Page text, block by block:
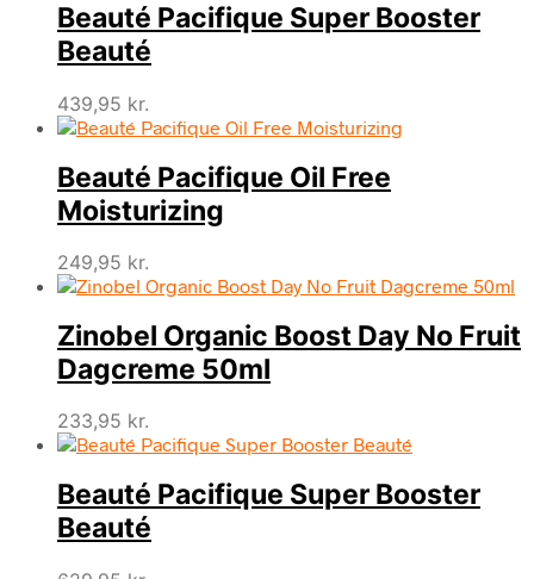
Beauté Pacifique Super Booster
Beauté
439,95 kr.
Beauté Pacifique Oil Free
Moisturizing
249,95 kr.
Zinobel Organic Boost Day No Fruit
Dagcreme 50ml
233,95 kr.
Beauté Pacifique Super Booster
Beauté